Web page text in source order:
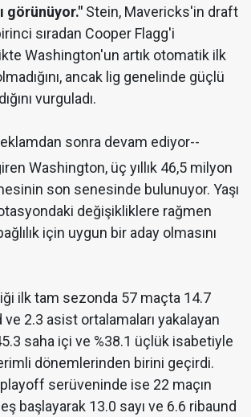
görünüyor." Stein, Mavericks'in draft
sıradan Cooper Flagg'i
Washington'un artık otomatik ilk
ancak lig genelinde güçlü
vurguladı.
sonra devam ediyor--
Washington, üç yıllık 46,5 milyon
son senesinde bulunuyor. Yaşı
değişikliklere rağmen
için uygun bir aday olmasını
ilk tam sezonda 57 maçta 14.7
ve 2.3 asist ortalamaları yakalayan
saha içi ve %38.1 üçlük isabetiyle
dönemlerinden birini geçirdi.
serüveninde ise 22 maçın
başlayarak 13.0 sayı ve 6.6 ribaund